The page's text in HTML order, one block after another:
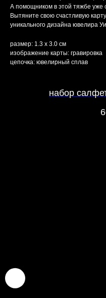
А помощником в этой тяжбе уже
Вытяните свою счастливую
уникального дизайна ювелира
размер: 1.3 х 3.0 см
изображение карты: гравировка
цепочка: ювелирный сплав
набор